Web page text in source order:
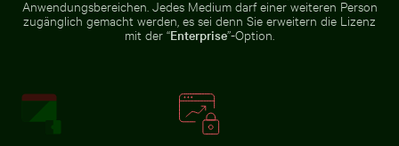
Luftaufnahme der Halbinsel Menschen genießen den Strand
Bunter Blumenstrauß in Glasvase
Nahaufnahme von
Anwendungsbereichen. Jedes Medium darf einer weiteren Person
zugänglich gemacht werden, es sei denn Sie erweitern die Lizenz
mit der “Enterprise”-Option.